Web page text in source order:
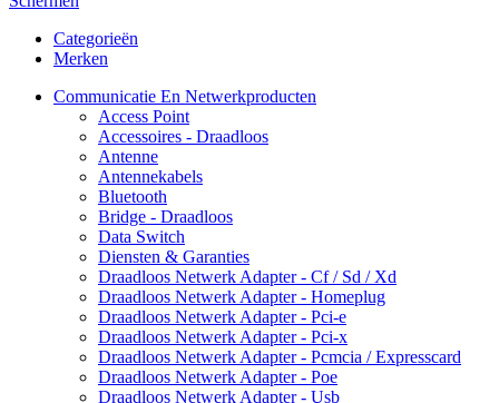
Categorieën
Merken
Communicatie En Netwerkproducten
Access Point
Accessoires - Draadloos
Antenne
Antennekabels
Bluetooth
Bridge - Draadloos
Data Switch
Diensten & Garanties
Draadloos Netwerk Adapter - Cf / Sd / Xd
Draadloos Netwerk Adapter - Homeplug
Draadloos Netwerk Adapter - Pci-e
Draadloos Netwerk Adapter - Pci-x
Draadloos Netwerk Adapter - Pcmcia / Expresscard
Draadloos Netwerk Adapter - Poe
Draadloos Netwerk Adapter - Usb